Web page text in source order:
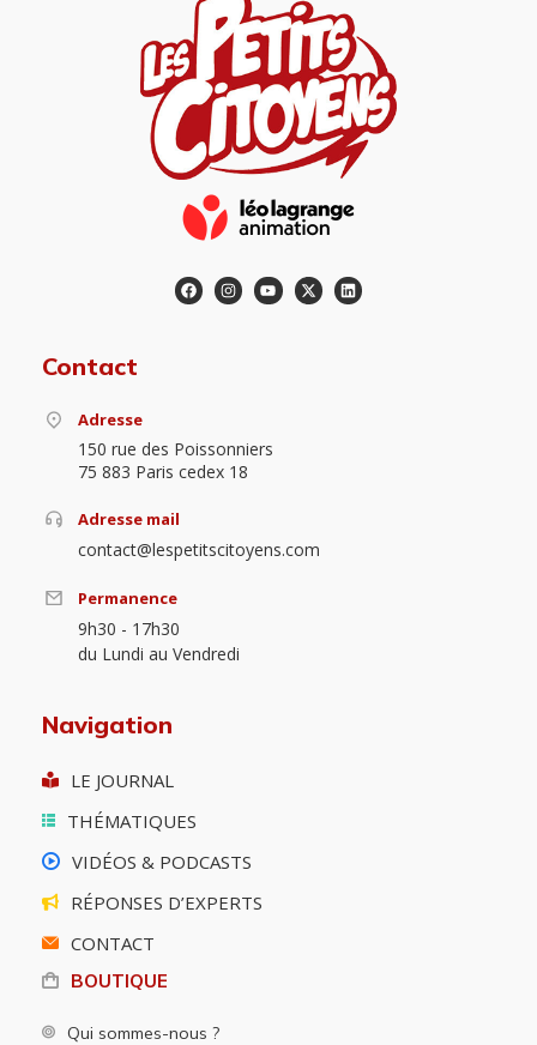
Contact
Adresse
150 rue des Poissonniers
75 883 Paris cedex 18
Adresse mail
contact@lespetitscitoyens.com
Permanence
9h30 - 17h30
du Lundi au Vendredi
Navigation
LE JOURNAL
THÉMATIQUES
VIDÉOS & PODCASTS
RÉPONSES D’EXPERTS
CONTACT
BOUTIQUE
Qui sommes-nous ?